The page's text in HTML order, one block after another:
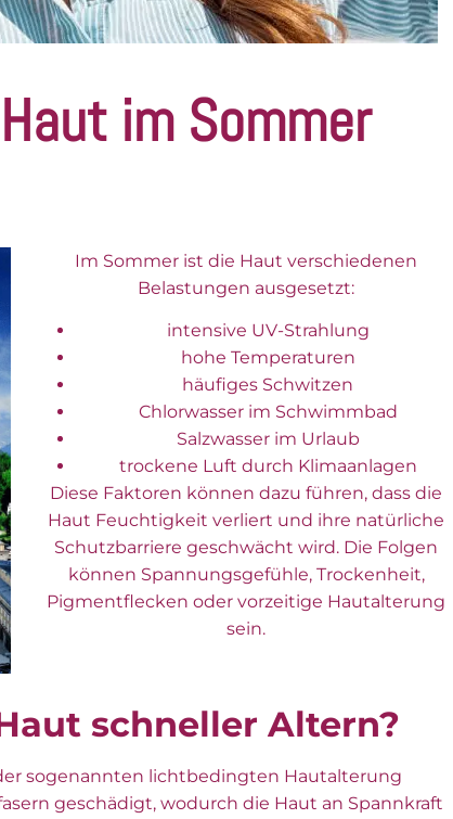
im Sommer
Im Sommer ist die Haut verschiedenen
Belastungen ausgesetzt:
intensive UV-Strahlung
hohe Temperaturen
häufiges Schwitzen
Chlorwasser im Schwimmbad
Salzwasser im Urlaub
trockene Luft durch Klimaanlagen
Diese Faktoren können dazu führen, dass die
Haut Feuchtigkeit verliert und ihre natürliche
Schutzbarriere geschwächt wird. Die Folgen
können Spannungsgefühle, Trockenheit,
Pigmentflecken oder vorzeitige Hautalterung
sein.
schneller Altern?
sogenannten lichtbedingten Hautalterung
geschädigt, wodurch die Haut an Spannkraft